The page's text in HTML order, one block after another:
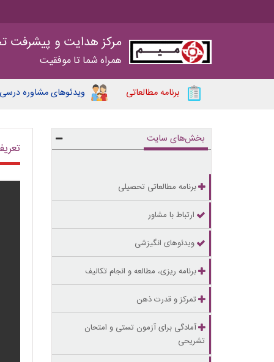
مرکز هدایت و پیشرفت
همراه شما تا موفقیت
برنامه مطالعاتی ویدئوهای مشاوره درسی
بخش‌های سایت
برنامه مطالعاتی تحصیلی
ارتباط با مشاور
ویدئوهای انگیزشی
برنامه ریزی، مطالعه و انجام تکالیف
تمرکز و قدرت ذهن
آمادگی برای آزمون تستی و امتحان
تشریحی